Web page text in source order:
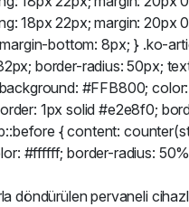
18px 22px; margin:
bottom: 8px; } .ko-
border-radius: 50px;
#FFB800;
1px solid #e2e8f0;
{ content:
#ffffff; border-radius:
döndürülen pervaneli